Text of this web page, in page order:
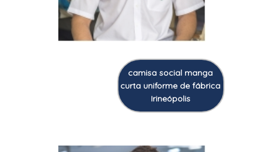
camisa social manga
curta uniforme de fábrica
Irineópolis